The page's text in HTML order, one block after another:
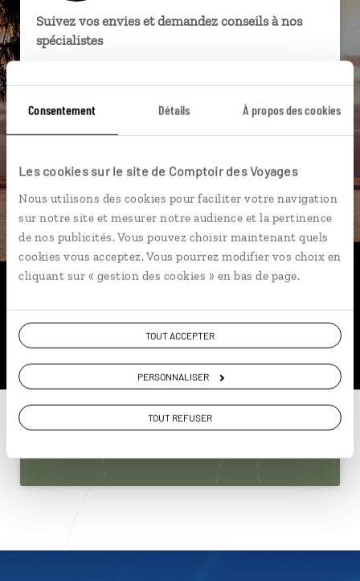
Consentement Détails À propos des cookies
Les cookies sur le site de Comptoir des Voyages
Nous utilisons des cookies pour faciliter votre navigation
sur notre site et mesurer notre audience et la pertinence
de nos publicités. Vous pouvez choisir maintenant quels
cookies vous acceptez. Vous pourrez modifier vos choix en
cliquant sur « gestion des cookies » en bas de page.
TOUT ACCEPTER
PERSONNALISER
TOUT REFUSER
Suivez vos envies et demandez conseils à nos
spécialistes
Échangez en face à face ou depuis nos studios
connectés en agence, mais aussi par email ou
pendant et après votre voyage.
ou
01 85 08 23 58